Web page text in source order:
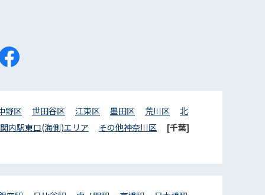
野区 世田谷区 江東区 墨田区 荒川区
北
関内駅東口(海側)エリア その他神奈川区
[千葉]